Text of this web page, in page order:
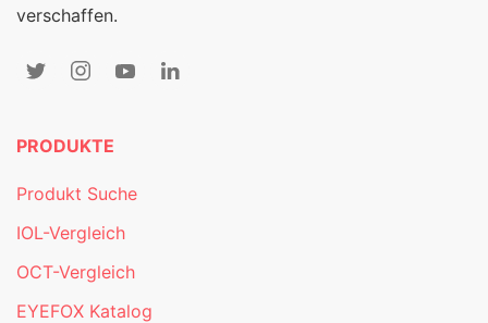
verschaffen.
PRODUKTE
Produkt Suche
IOL-Vergleich
OCT-Vergleich
EYEFOX Katalog